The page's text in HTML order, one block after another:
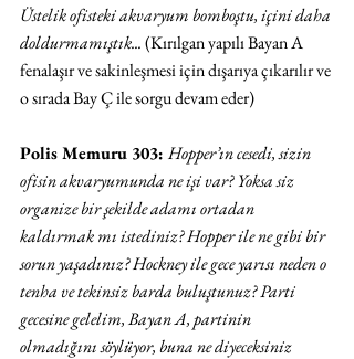
Üstelik ofisteki akvaryum bomboştu, içini daha
doldurmamıştık... (Kırılgan yapılı Bayan A
fenalaşır ve sakinleşmesi için dışarıya çıkarılır ve
o sırada Bay Ç ile sorgu devam eder)
Polis Memuru 303: Hopper’ın cesedi, sizin
ofisin akvaryumunda ne işi var? Yoksa siz
organize bir şekilde adamı ortadan
kaldırmak mı istediniz? Hopper ile ne gibi bir
sorun yaşadınız? Hockney ile gece yarısı neden o
tenha ve tekinsiz barda buluştunuz? Parti
gecesine gelelim, Bayan A, partinin
olmadığını söylüyor, buna ne diyeceksiniz